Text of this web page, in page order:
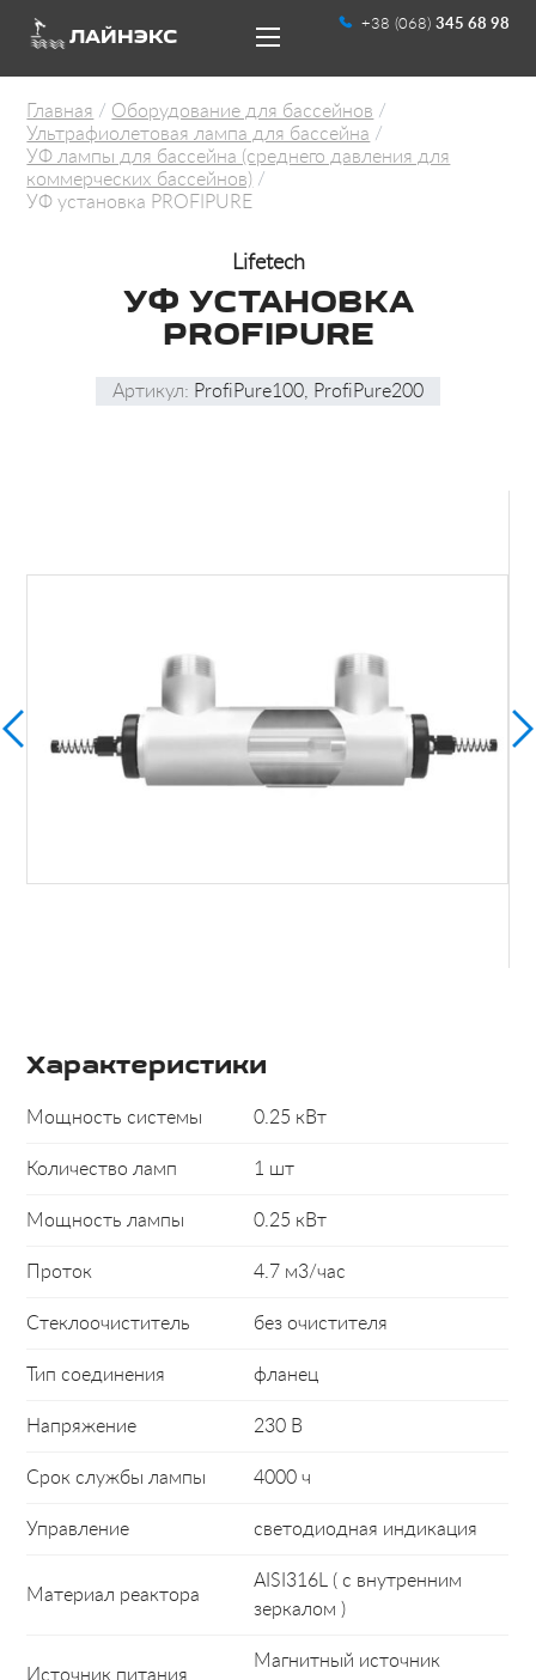
+38 (068) 345 68 98
ЛАЙНЭКС
Главная
Оборудование для бассейнов
Ультрафиолетовая лампа для бассейна
УФ лампы для бассейна (среднего давления для
коммерческих бассейнов)
УФ установка PROFIPURE
Lifetech
УФ УСТАНОВКА
PROFIPURE
Артикул: ProfiPure100, ProfiPure200
Характеристики
Мощность системы 0.25 кВт
Количество ламп 1 шт
Мощность лампы 0.25 кВт
Проток 4.7 м3/час
Cтеклоочиститель без очистителя
Тип соединения фланец
Напряжение 230 В
Срок службы лампы 4000 ч
Управление светодиодная индикация
Материал реактора
AISI316L ( с внутренним
зеркалом )
Источник питания
Магнитный источник